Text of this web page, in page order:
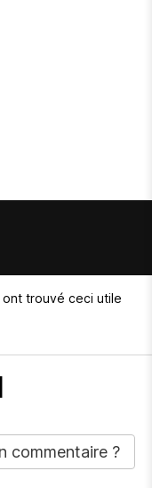
trouvé ceci utile
commentaire ?